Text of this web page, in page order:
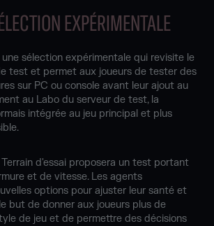
EXPÉRIMENTALE
sélection expérimentale qui revisite le
test et permet aux joueurs de tester des
sur PC ou console avant leur ajout au
au Labo du serveur de test, la
intégrée au jeu principal et plus
Terrain d'essai proposera un test portant
et de vitesse. Les agents
options pour ajuster leur santé et
but de donner aux joueurs plus de
de jeu et de permettre des décisions